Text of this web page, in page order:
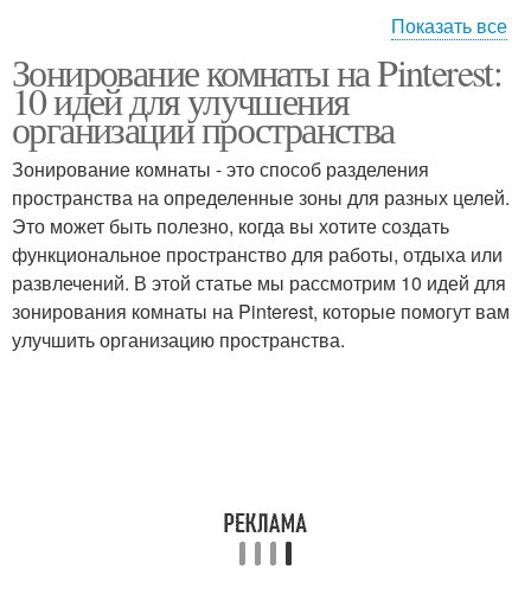
творчества
Эстетичное
пространство
Пространство с
помощью
Показать все
Зонирование комнаты на Pinterest:
10 идей для улучшения
организации пространства
Зонирование комнаты - это способ разделения
пространства на определенные зоны для разных целей.
Это может быть полезно, когда вы хотите создать
функциональное пространство для работы, отдыха или
развлечений. В этой статье мы рассмотрим 10 идей для
зонирования комнаты на Pinterest, которые помогут вам
улучшить организацию пространства.